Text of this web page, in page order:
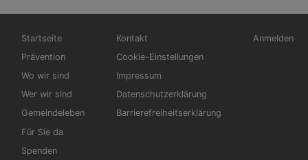
Hauptnavigation
Startseite
Prävention
Wo wir sind
Wer wir sind
Gemeindeleben
Für Sie da
Spenden
Fußbereichsmenü
Kontakt
Cookie-Einstellungen
Impressum
Datenschutzerklärung
Barrierefreiheitserklärung
Anmelden